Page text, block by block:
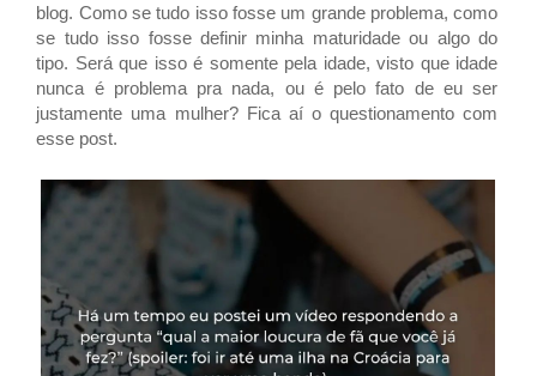
blog. Como se tudo isso fosse um grande problema, como
se tudo isso fosse definir minha maturidade ou algo do
tipo. Será que isso é somente pela idade, visto que idade
nunca é problema pra nada, ou é pelo fato de eu ser
justamente uma mulher? Fica aí o questionamento com
esse post.